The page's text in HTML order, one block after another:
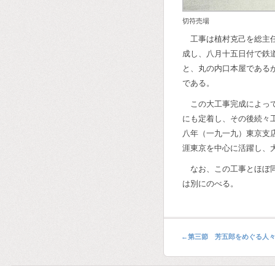
切符売場
工事は植村克己を総主
成し、八月十五日付で鉄
と、丸の内口本屋である
である。
この大工事完成によっ
にも定着し、その後続々
八年（一九一九）東京支
涯東京を中心に活躍し、
なお、この工事とほぼ
は別にのべる。
←第三節 芳五郎をめぐる人々